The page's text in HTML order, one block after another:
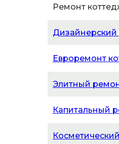
Ремонт
Дизайнерский
Евроремонт
Элитный
Капитальный